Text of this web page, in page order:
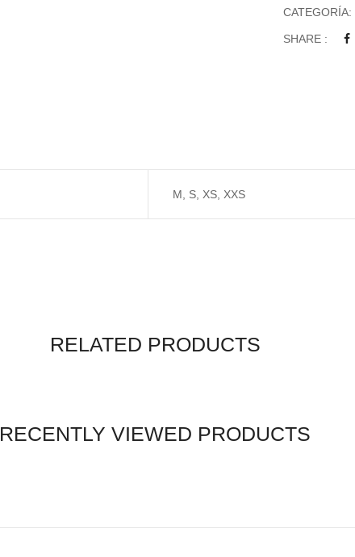
CATEGORÍA:
SHARE :
M, S, XS, XXS
RELATED PRODUCTS
RECENTLY VIEWED PRODUCTS